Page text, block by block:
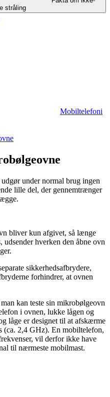
stråling
Mobiltelefoni
under normal brug ingen
lille del, der gennemtrænger
bliver kun afgivet, så længe
hverken den åbne ovn
sikkerhedsafbrydere,
forhindrer, at ovnen
kan teste sin mikrobølgeovn
i ovnen, lukke lågen og
låge er designet til at afskærme
(ca. 2,4 GHz). En mobiltelefon,
vil derfor ikke have
til nærmeste mobilmast.